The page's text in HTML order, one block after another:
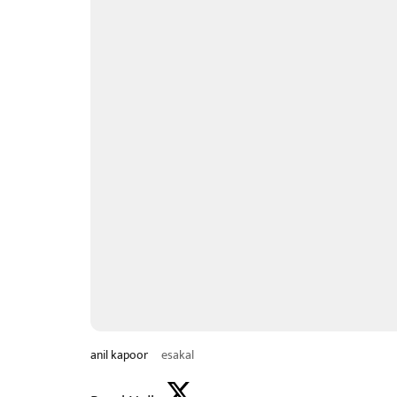
anil kapoor esakal